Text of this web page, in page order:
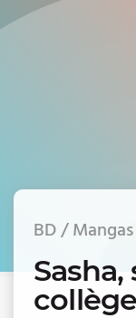
BD / Mangas
collège